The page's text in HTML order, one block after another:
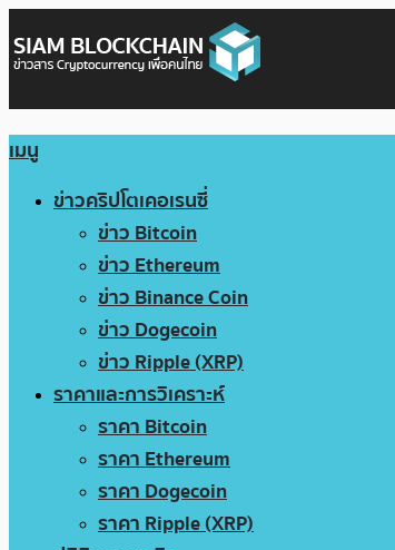
เมนู
ข่าวคริปโตเคอเรนซี่
ข่าว Bitcoin
ข่าว Ethereum
ข่าว Binance Coin
ข่าว Dogecoin
ข่าว Ripple (XRP)
ราคาและการวิเคราะห์
ราคา Bitcoin
ราคา Ethereum
ราคา Dogecoin
ราคา Ripple (XRP)